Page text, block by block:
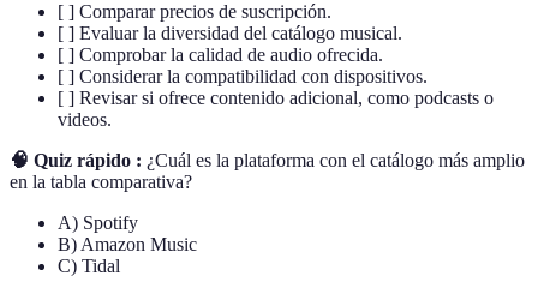
[ ] Comparar precios de suscripción.
[ ] Evaluar la diversidad del catálogo musical.
[ ] Comprobar la calidad de audio ofrecida.
[ ] Considerar la compatibilidad con dispositivos.
[ ] Revisar si ofrece contenido adicional, como podcasts o
videos.
🧠 Quiz rápido : ¿Cuál es la plataforma con el catálogo más amplio
en la tabla comparativa?
A) Spotify
B) Amazon Music
C) Tidal